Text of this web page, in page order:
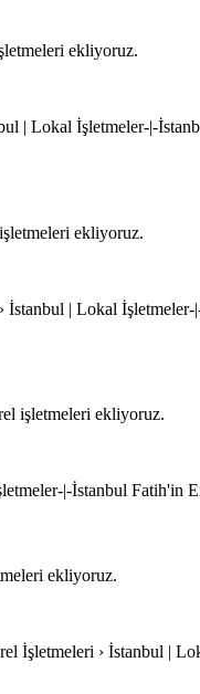
ekliyoruz.
| Lokal İşletmeler-|-
ekliyoruz.
| Lokal
işletmeleri ekliyoruz.
|-İstanbul Fatih'in
ekliyoruz.
İşletmeleri › İstanbul |